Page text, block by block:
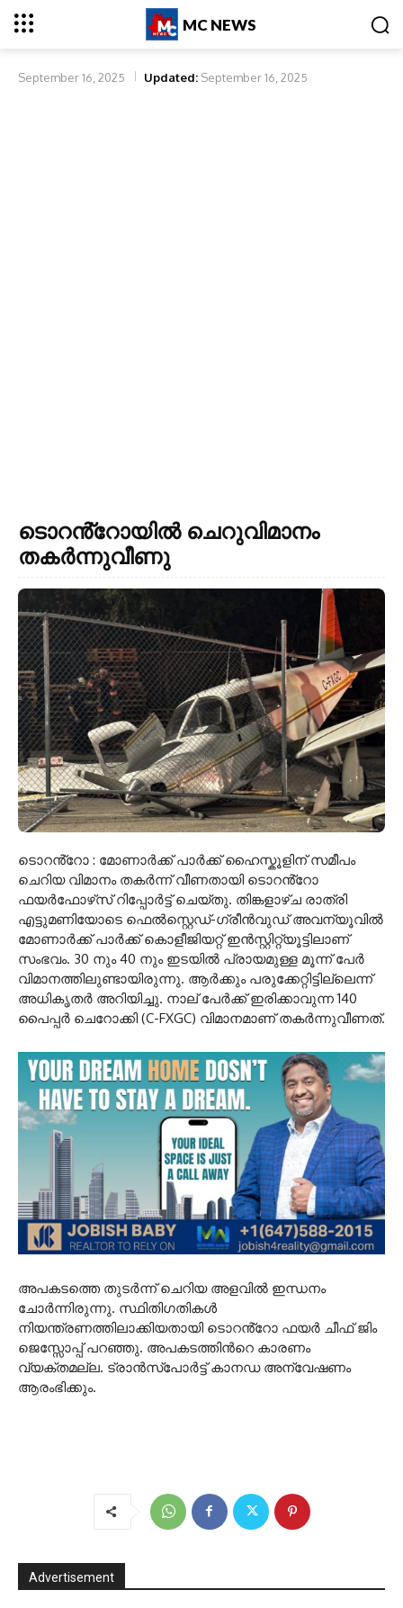
MC NEWS
September 16, 2025 Updated: September 16, 2025
ടൊറൻ്റോയിൽ ചെറുവിമാനം
തകർന്നുവീണു
ടൊറൻ്റോ : മോണാർക്ക് പാർക്ക് ഹൈസ്കൂളിന് സമീപം
ചെറിയ വിമാനം തകർന്ന് വീണതായി ടൊറൻ്റോ
ഫയർഫോഴ്‌സ് റിപ്പോർട്ട് ചെയ്തു. തിങ്കളാഴ്ച രാത്രി
എട്ടുമണിയോടെ ഫെൽസ്റ്റെഡ്-ഗ്രീൻവുഡ് അവന്യൂവിൽ
മോണാർക്ക് പാർക്ക് കൊളീജിയറ്റ് ഇൻസ്റ്റിറ്റ്യൂട്ടിലാണ്
സംഭവം. 30 നും 40 നും ഇടയിൽ പ്രായമുള്ള മൂന്ന് പേർ
വിമാനത്തിലുണ്ടായിരുന്നു. ആർക്കും പരുക്കേറ്റിട്ടില്ലെന്ന്
അധികൃതർ അറിയിച്ചു. നാല് പേർക്ക് ഇരിക്കാവുന്ന 140
പൈപ്പർ ചെറോക്കി (C-FXGC) വിമാനമാണ് തകർന്നുവീണത്.
അപകടത്തെ തുടർന്ന് ചെറിയ അളവിൽ ഇന്ധനം
ചോർന്നിരുന്നു. സ്ഥിതിഗതികൾ
നിയന്ത്രണത്തിലാക്കിയതായി ടൊറൻ്റോ ഫയർ ചീഫ് ജിം
ജെസ്സോപ്പ് പറഞ്ഞു. അപകടത്തിന്‍റെ കാരണം
വ്യക്തമല്ല. ട്രാൻസ്‌പോർട്ട് കാനഡ അന്വേഷണം
ആരംഭിക്കും.
Advertisement